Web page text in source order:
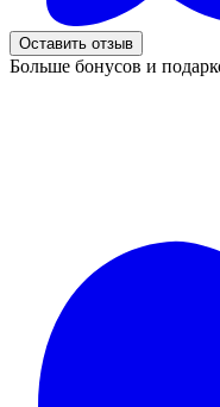
Оставить отзыв
Больше бонусов и